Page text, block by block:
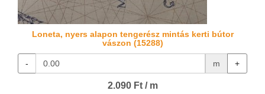
Loneta, nyers alapon tengerész mintás kerti bútor
vászon (15288)
- m +
2.090 Ft / m